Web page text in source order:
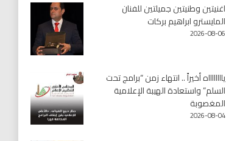
اغنيتين وطنيتين جميلتين للفنان
المايسترو ابراهيم بركات
2026-08-06
يااااااااه أخيراً .. انتهاء زمن “برامج تحت
السلم” واستعادة الهيبة الإعلامية
المغصوبة
2026-08-04